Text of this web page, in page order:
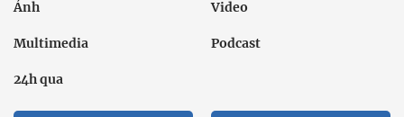
Ảnh Video
Multimedia Podcast
24h qua